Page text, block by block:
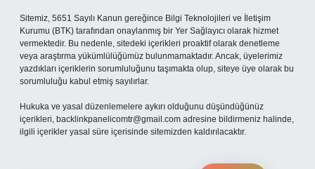
Sitemiz, 5651 Sayılı Kanun gereğince Bilgi Teknolojileri ve İletişim
Kurumu (BTK) tarafından onaylanmış bir Yer Sağlayıcı olarak hizmet
vermektedir. Bu nedenle, sitedeki içerikleri proaktif olarak denetleme
veya araştırma yükümlülüğümüz bulunmamaktadır. Ancak, üyelerimiz
yazdıkları içeriklerin sorumluluğunu taşımakta olup, siteye üye olarak bu
sorumluluğu kabul etmiş sayılırlar.
Hukuka ve yasal düzenlemelere aykırı olduğunu düşündüğünüz
içerikleri, backlinkpanelicomtr@gmail.com adresine bildirmeniz halinde,
ilgili içerikler yasal süre içerisinde sitemizden kaldırılacaktır.